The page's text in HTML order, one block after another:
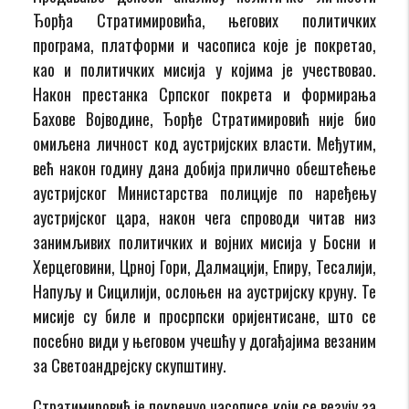
Ђорђа Стратимировића, његових политичких
програма, платформи и часописа које је покретао,
као и политичких мисија у којима је учествовао.
Након престанка Српског покрета и формирања
Бахове Војводине, Ђорђе Стратимировић није био
омиљена личност код аустријских власти. Међутим,
већ након годину дана добија прилично обештећење
аустријског Министарства полиције по наређењу
аустријског цара, након чега спроводи читав низ
занимљивих политичких и војних мисија у Босни и
Херцеговини, Црној Гори, Далмацији, Епиру, Тесалији,
Напуљу и Сицилији, ослоњен на аустријску круну. Те
мисије су биле и просрпски оријентисане, што се
посебно види у његовом учешћу у догађајима везаним
за Светоандрејску скупштину.